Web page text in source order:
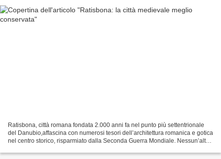
Ratisbona, città romana fondata 2.000 anni fa nel punto più settentrionale
del Danubio,affascina con numerosi tesori dell’architettura romanica e gotica
nel centro storico, risparmiato dalla Seconda Guerra Mondiale. Nessun’altra